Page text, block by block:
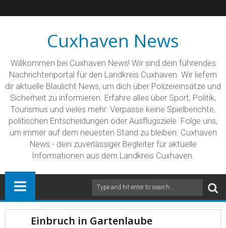
Cuxhaven News
Willkommen bei Cuxhaven News! Wir sind dein führendes
Nachrichtenportal für den Landkreis Cuxhaven. Wir liefern
dir aktuelle Blaulicht News, um dich über Polizeieinsätze und
Sicherheit zu informieren. Erfahre alles über Sport, Politik,
Tourismus und vieles mehr. Verpasse keine Spielberichte,
politischen Entscheidungen oder Ausflugsziele. Folge uns,
um immer auf dem neuesten Stand zu bleiben. Cuxhaven
News - dein zuverlässiger Begleiter für aktuelle
Informationen aus dem Landkreis Cuxhaven.
Einbruch in Gartenlaube